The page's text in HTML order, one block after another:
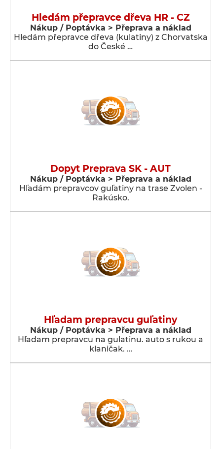
Hledám přepravce dřeva HR - CZ
Nákup / Poptávka > Přeprava a náklad
Hledám přepravce dřeva (kulatiny) z Chorvatska
do České …
Dopyt Preprava SK - AUT
Nákup / Poptávka > Přeprava a náklad
Hľadám prepravcov guľatiny na trase Zvolen -
Rakúsko.
Hľadam prepravcu guľatiny
Nákup / Poptávka > Přeprava a náklad
Hľadam prepravcu na gulatinu. auto s rukou a
klaničak. …